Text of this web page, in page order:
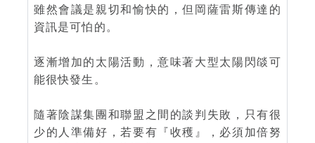
雖然會議是親切和愉快的，但岡薩雷斯傳達的
資訊是可怕的。
逐漸增加的太陽活動，意味著大型太陽閃燄可
能很快發生。
隨著陰謀集團和聯盟之間的談判失敗，只有很
少的人準備好，若要有『收穫』，必須加倍努